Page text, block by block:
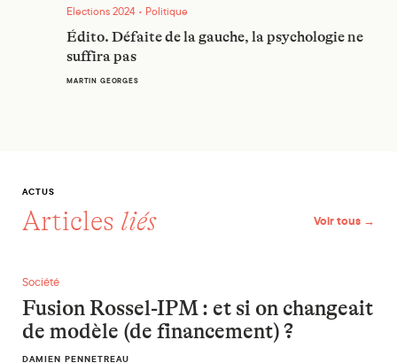
Elections 2024 • Politique
Édito. Défaite de la gauche, la psychologie ne
suffira pas
MARTIN GEORGES
ACTUS
Articles liés Voir tous →
Fusion Rossel-IPM : et si on changeait de modèle (de
Société
Fusion Rossel-IPM : et si on changeait
de modèle (de financement) ?
DAMIEN PENNETREAU